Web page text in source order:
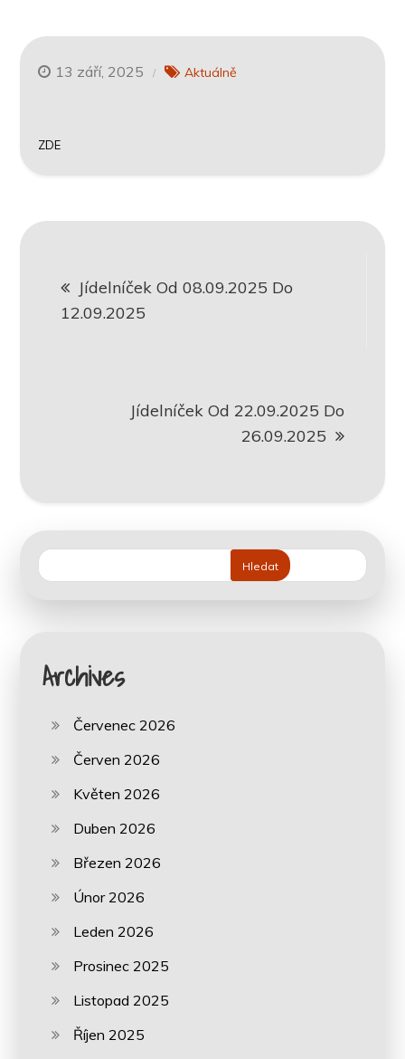
13 září, 2025 Aktuálně
ZDE
proJídelníček Od 08.09.2025 Do
12.09.2025
Jídelníček Od 22.09.2025 Do
26.09.2025
Hledat
Archives
Červenec 2026
Červen 2026
Květen 2026
Duben 2026
Březen 2026
Únor 2026
Leden 2026
Prosinec 2025
Listopad 2025
Říjen 2025